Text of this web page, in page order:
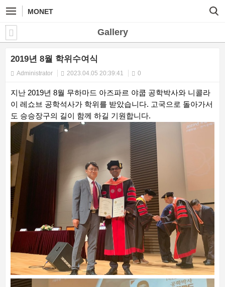
MONET
Gallery
2019년 8월 학위수여식
Administrator 2023.04.05 20:39:41 0
지난 2019년 8월 무하마드 아즈파르 야쿱 공학박사와 니콜라
이 레쇼브 공학석사가 학위를 받았습니다. 고국으로 돌아가서
도 승승장구의 길이 함께 하길 기원합니다.